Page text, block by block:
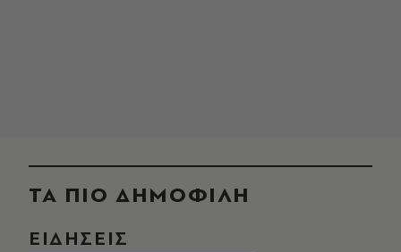
ΤΑ ΠΙΟ ΔΗΜΟΦΙΛΗ
ΕΙΔΗΣΕΙΣ